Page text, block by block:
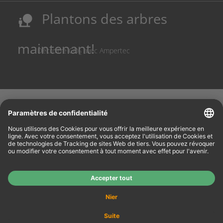
Réduction des coûts et conservation des ressources
nature_people
Plantons des arbres
maintenant!
Décroître CO2avec Ampertec
Rendez-vous sur notre site